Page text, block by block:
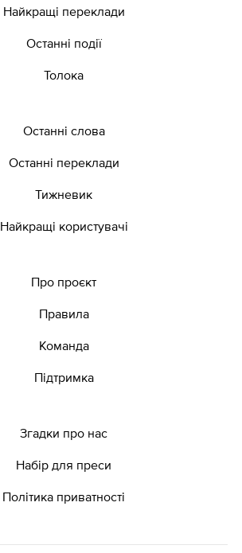
Найкращі переклади
Останні події
Толока
Останні слова
Останні переклади
Тижневик
Найкращі користувачі
Про проєкт
Правила
Команда
Підтримка
Згадки про нас
Набір для преси
Політика приватності